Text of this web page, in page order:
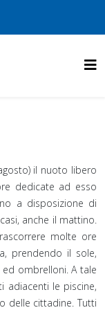
il nuoto libero
dedicate ad esso
a disposizione di
anche il mattino.
molte ore
prendendo il sole,
ed ombrelloni. A tale
adiacenti le piscine,
delle cittadine. Tutti